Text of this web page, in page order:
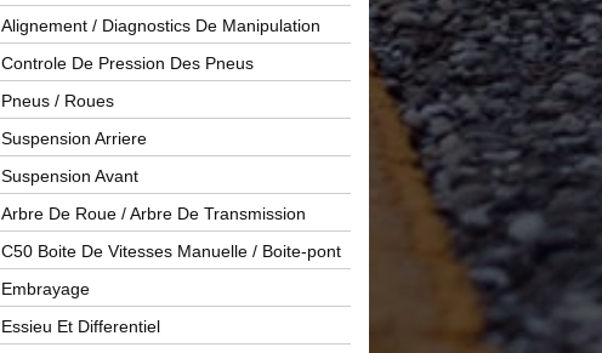
Alignement / Diagnostics De Manipulation
Controle De Pression Des Pneus
Pneus / Roues
Suspension Arriere
Suspension Avant
Arbre De Roue / Arbre De Transmission
C50 Boite De Vitesses Manuelle / Boite-pont
Embrayage
Essieu Et Differentiel